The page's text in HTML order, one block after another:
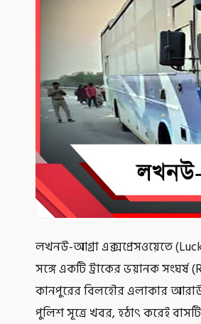
লখনউ-আগ্রা এক্সপ্রেসওয়েতে
সঙ্গে একটি ট্রাকের ভয়ানক সংঘর্ষ
কানপুরের বিলহৌর এলাকার
পুলিশ সূত্রে খবর, হঠাৎ করেই বাসটি